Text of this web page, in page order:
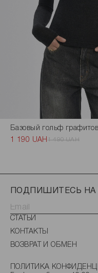
Базовый гольф
1 190 UAH 1 490 UAH
ПОДПИШИТЕСЬ НА
СТАТЬИ
КОНТАКТЫ
ВОЗВРАТ И ОБМЕН
ПОЛИТИКА